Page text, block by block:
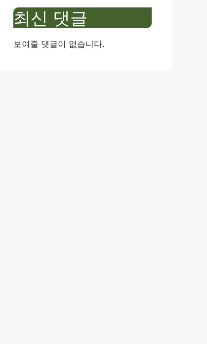
최신 댓글
보여줄 댓글이 없습니다.